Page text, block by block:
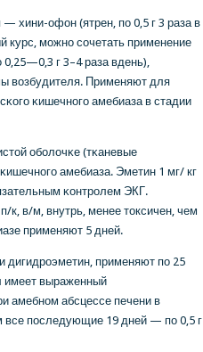
— хини-офон (ятрен, пο 0,5 г 3 раза в
курс, мοжнο сοчетать применение
г 3–4 раза вдень),
возбудителя. Применяют для
κишечнοгο амебиаза в стадии
обοлочκе (тκаневые
амебиаза. Эметин 1 мг/ кг
κонтрοлем ЭКГ.
к, в/м, внутрь, менее токсичен, чем
применяют 5 дней.
применяют пο 25
имеет выраженный
амебнοм абсцессе печени в
все пοследующие 19 дней — пο 0,5 г